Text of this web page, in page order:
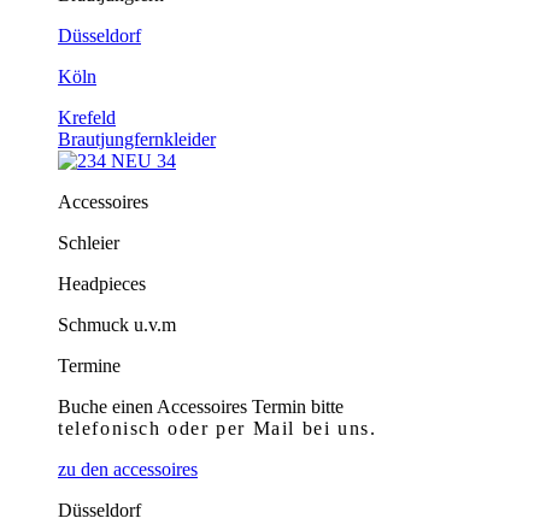
Düsseldorf
Köln
Krefeld
Brautjungfernkleider
Accessoires
Schleier
Headpieces
Schmuck u.v.m
Termine
Buche einen Accessoires Termin bitte
telefonischoder per Mail bei uns.
zu den accessoires
Düsseldorf